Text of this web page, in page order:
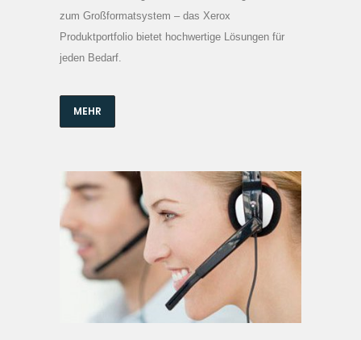
zum Großformatsystem – das Xerox
Produktportfolio bietet hochwertige Lösungen für
jeden Bedarf.
MEHR